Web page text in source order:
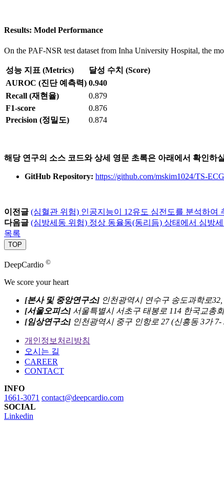
Results: Model Performance
On the PAF-NSR test dataset from Inha University Hospital, the
성능 지표 (Metrics)
달성 수치 (Score)
AUROC (진단 예측력) 0.940
Recall (재현율)
0.879
F1-score
0.876
Precision (정밀도)
0.874
해당 연구의 소스 코드와 상세 영문 초록은 아래에서 확인하
GitHub Repository: https://github.com/mskim1024/TS-ECG
이전글 (심혈관 위험) 인공지능이 12유도 심전도를 분석하
다음글 (심방세동 위험) 정상 동율동(동리듬) 상태에서 심방
목록
TOP
DeepCardio ©
We score your heart
[본사 및 중앙연구소] 인천광역시 연수구 송도과학로
[서울오피스] 서울특별시 서초구 태봉로 114 한국교총
[임상연구소] 인천광역시 중구 인항로 27 (신흥동 3가
개인정보처리방침
오시는 길
CAREER
CONTACT
INFO
1661-3071 contact@deepcardio.com
SOCIAL
Linkedin